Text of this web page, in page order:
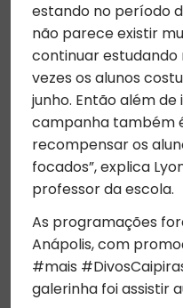
estando no período
não parece existir
continuar estudando
vezes os alunos
junho. Então além
campanha também
recompensar os
focados”, explica
professor da escola.
As programações
Anápolis, com
#mais
galerinha foi assistir